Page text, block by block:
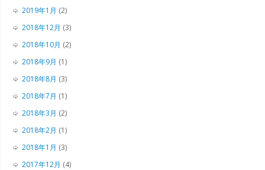
2019年1月 (2)
2018年12月 (3)
2018年10月 (2)
2018年9月 (1)
2018年8月 (3)
2018年7月 (1)
2018年3月 (2)
2018年2月 (1)
2018年1月 (3)
2017年12月 (4)